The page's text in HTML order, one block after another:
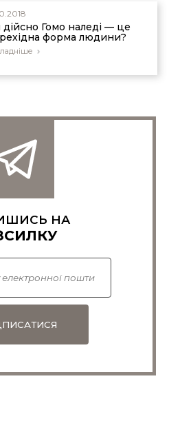
Гомо наледі — це
форма людини?
НА